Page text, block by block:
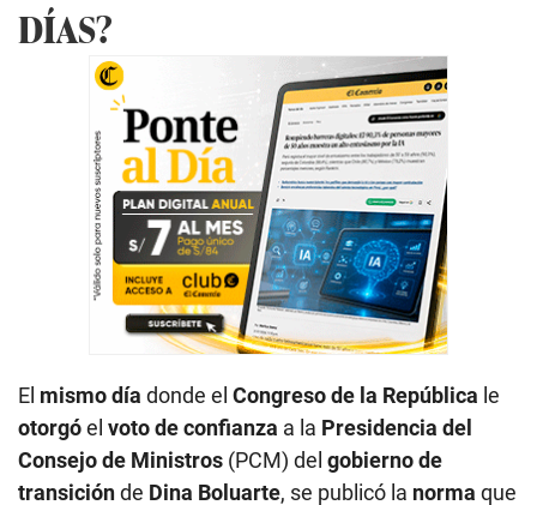
DÍAS?
El mismo día donde el Congreso de la República le
otorgóel voto de confianza a la Presidencia del
Consejo de Ministros (PCM) del gobierno de
transiciónde Dina Boluarte, se publicó la norma que